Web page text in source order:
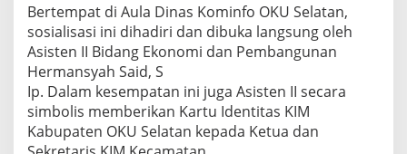
R
S
O
A
L
I
S
Bertempat di Aula Dinas Kominfo OKU Selatan,
sosialisasi ini dihadiri dan dibuka langsung oleh
Asisten II Bidang Ekonomi dan Pembangunan
Hermansyah Said, S
Ip. Dalam kesempatan ini juga Asisten II secara
simbolis memberikan Kartu Identitas KIM
Kabupaten OKU Selatan kepada Ketua dan